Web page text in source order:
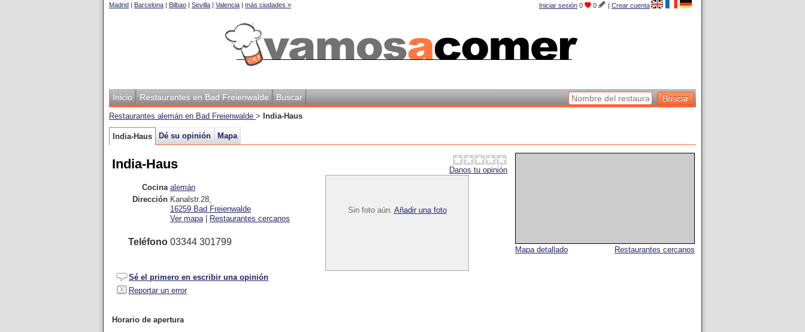
Iniciar sesión 0 0 | Crear cuenta
Madrid | Barcelona | Bilbao | Sevilla | Valencia | más ciudades »
Inicio Restaurantes en Bad Freienwalde Buscar
Restaurantes alemán en Bad Freienwalde > India-Haus
India-Haus Dé su opinión Mapa
Restaurantes cercanos
Mapa detallado
Danos tu opinión
India-Haus
Sin foto aún. Añadir una foto
Cocina alemán
Dirección Kanalstr.28,
16259 Bad Freienwalde
Ver mapa| Restaurantes cercanos
Teléfono 03344 301799
Sé el primero en escribir una opinión
Reportar un error
Horario de apertura